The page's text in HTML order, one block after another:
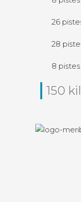
26
28
8
150